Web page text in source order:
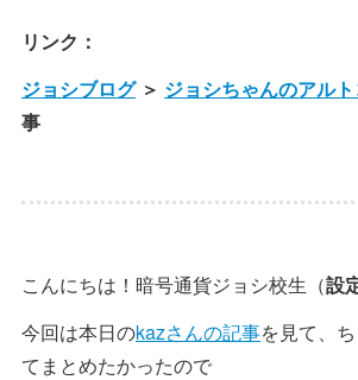
リンク：
ジョシブログ＞ ジョシちゃんのアル
事
こんにちは！暗号通貨ジョシ校生（設
今回は本日のkazさんの記事を見て、
てまとめたかったので